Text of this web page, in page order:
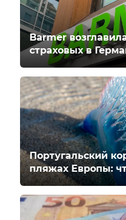
Barmer
страховых в
Португальский
пляжах Европы: